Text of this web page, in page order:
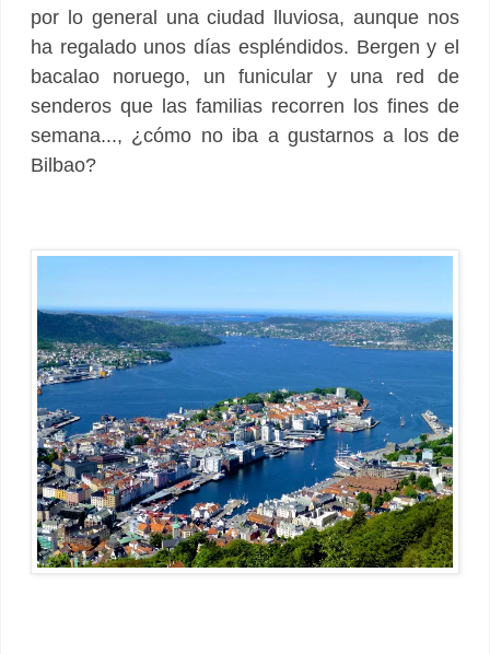
por lo general una ciudad lluviosa, aunque nos
ha regalado unos días espléndidos. Bergen y el
bacalao noruego, un funicular y una red de
senderos que las familias recorren los fines de
semana..., ¿cómo no iba a gustarnos a los de
Bilbao?